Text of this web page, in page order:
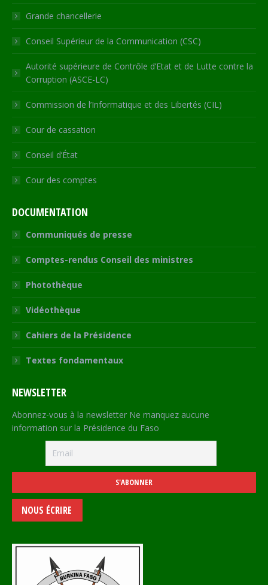
Grande chancellerie
Conseil Supérieur de la Communication (CSC)
Autorité supérieure de Contrôle d’Etat et de Lutte contre la
Corruption (ASCE-LC)
Commission de l’Informatique et des Libertés (CIL)
Cour de cassation
Conseil d’État
Cour des comptes
DOCUMENTATION
Communiqués de presse
Comptes-rendus Conseil des ministres
Photothèque
Vidéothèque
Cahiers de la Présidence
Textes fondamentaux
NEWSLETTER
Abonnez-vous à la newsletter Ne manquez aucune
information sur la Présidence du Faso
NOUS ÉCRIRE